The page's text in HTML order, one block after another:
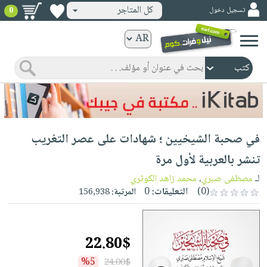
ورقية
المواضيع
صدر
حديثاً
الأكثر
مبيعاً
جوائز
شحن
مخفض
عروض
صفحات
مشوقة
كتب
الكترونية
الرئيسية
صدر
حديثاً
الأكثر
مبيعاً
كتب
مجانية
كتب
صوتية
الصفحة
الرئيسية
حدود
أطفال
الصفحة وسائل
تسجيل دخول كل المتاجر 0
في صحبة الشيخيين ؛ شهادات على عصر التغريب
تنشر بالعربية لأول مرة
لـمصطفى صبري، محمد زاهد الكوثري
(0)
التعليقات:0 المرتبة:156,938
22.80$
24.00$
%5